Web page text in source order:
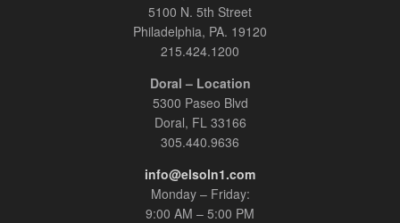
5100 N. 5th Street
Philadelphia, PA. 19120
215.424.1200
Doral – Location
5300 Paseo Blvd
Doral, FL 33166
305.440.9636
info@elsoln1.com
Monday – Friday:
9:00 AM – 5:00 PM